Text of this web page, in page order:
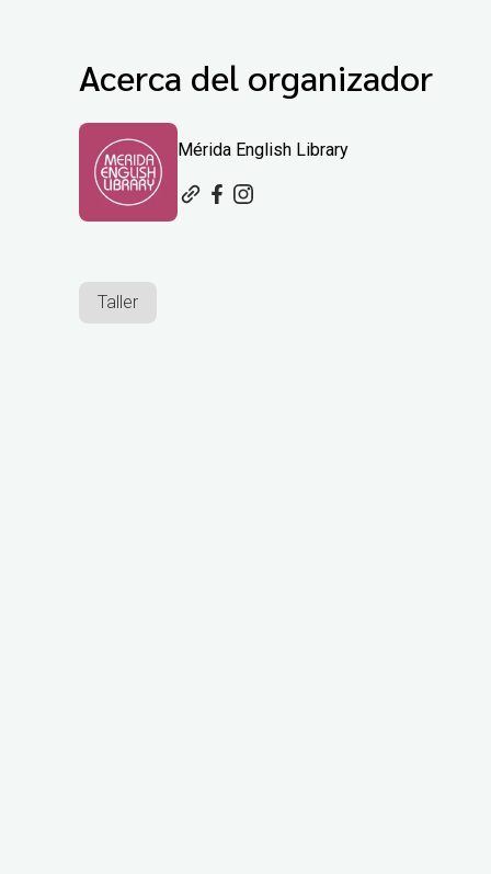
Acerca del organizador
Mérida English Library
Taller